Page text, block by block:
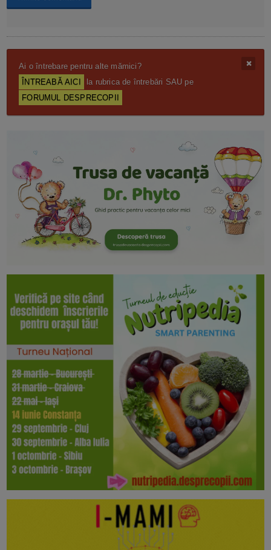
Ai o întrebare pentru alte mămici?
ÎNTREABĂ AICI
la rubrica de întrebări SAU pe
FORUMUL DESPRECOPII